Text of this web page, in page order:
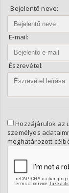
Bejelentő neve:
E-mail:
Észrevétel:
Hozzájárulok az
személyes
meghatározott